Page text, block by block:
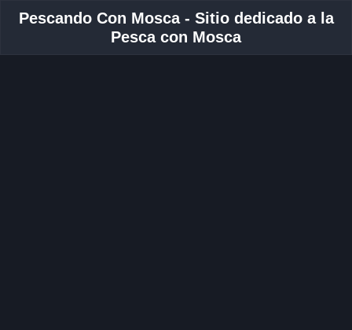
Pescando Con Mosca - Sitio dedicado a la
Pesca con Mosca